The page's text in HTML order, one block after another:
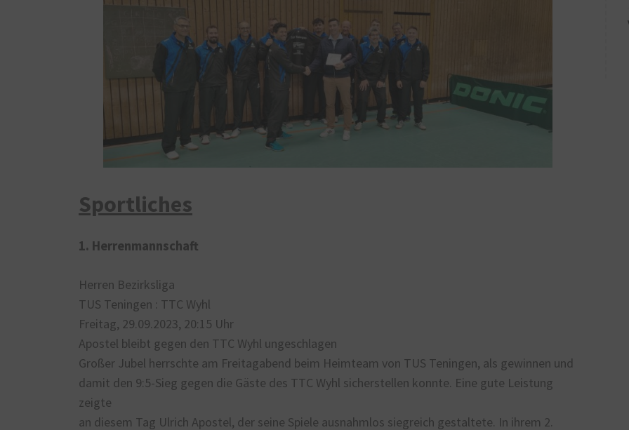
Sportliches
1. Herrenmannschaft
Herren Bezirksliga
TUS Teningen : TTC Wyhl
Freitag, 29.09.2023, 20:15 Uhr
Apostel bleibt gegen den TTC Wyhl ungeschlagen
Großer Jubel herrschte am Freitagabend beim Heimteam von TUS Teningen, als gewinnen und
damit den 9:5-Sieg gegen die Gäste des TTC Wyhl sicherstellen konnte. Eine gute Leistung
zeigte
an diesem Tag Ulrich Apostel, der seine Spiele ausnahmlos siegreich gestaltete. In ihrem 2.